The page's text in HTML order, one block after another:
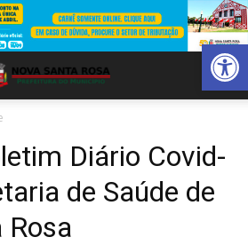
Abrir
Diário Covid-
de Saúde de
Rosa